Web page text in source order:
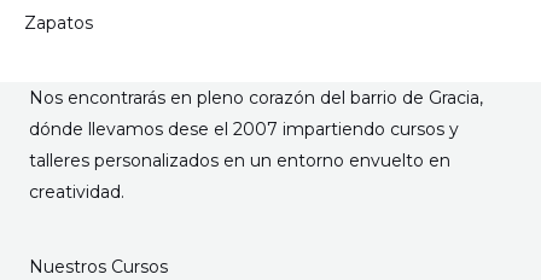
Zapatos
Nos encontrarás en pleno corazón del barrio de Gracia,
dónde llevamos dese el 2007 impartiendo cursos y
talleres personalizados en un entorno envuelto en
creatividad.
Nuestros Cursos